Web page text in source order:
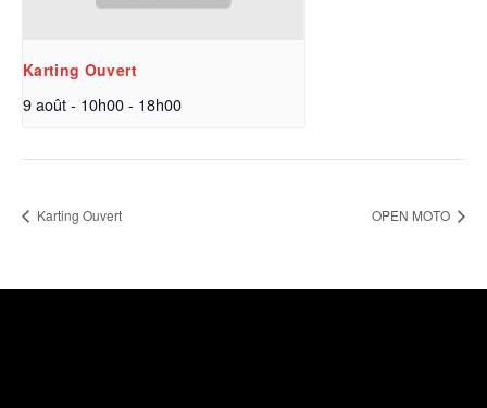
Karting Ouvert
9 août - 10h00- 18h00
Karting Ouvert OPEN MOTO